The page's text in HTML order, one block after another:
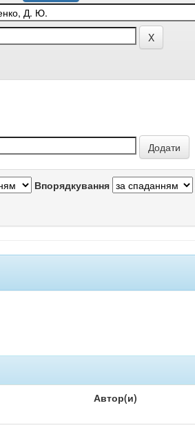
Впорядкування
Автор(и)